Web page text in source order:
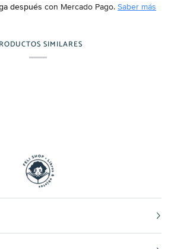
después con Mercado Pago. Saber más
SIMILARES